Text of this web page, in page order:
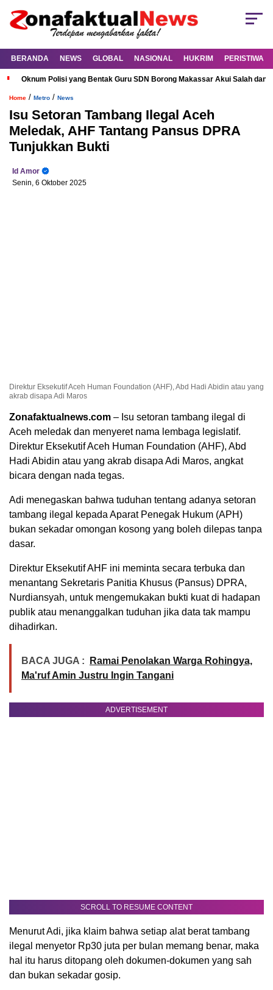
BERANDA NEWS GLOBAL NASIONAL HUKRIM PERISTIWA
Oknum Polisi yang Bentak Guru SDN Borong Makassar Akui Salah dan
Home / Metro / News
Isu Setoran Tambang Ilegal Aceh
Meledak, AHF Tantang Pansus DPRA
Tunjukkan Bukti
Id Amor
Senin, 6 Oktober 2025
Direktur Eksekutif Aceh Human Foundation (AHF), Abd Hadi Abidin atau yang
akrab disapa Adi Maros
Zonafaktualnews.com – Isu setoran tambang ilegal di
Aceh meledak dan menyeret nama lembaga legislatif.
Direktur Eksekutif Aceh Human Foundation (AHF), Abd
Hadi Abidin atau yang akrab disapa Adi Maros, angkat
bicara dengan nada tegas.
Adi menegaskan bahwa tuduhan tentang adanya setoran
tambang ilegal kepada Aparat Penegak Hukum (APH)
bukan sekadar omongan kosong yang boleh dilepas tanpa
dasar.
Direktur Eksekutif AHF ini meminta secara terbuka dan
menantang Sekretaris Panitia Khusus (Pansus) DPRA,
Nurdiansyah, untuk mengemukakan bukti kuat di hadapan
publik atau menanggalkan tuduhan jika data tak mampu
dihadirkan.
BACA JUGA :
Ramai Penolakan Warga Rohingya,
Ma'ruf Amin Justru Ingin Tangani
ADVERTISEMENT
SCROLL TO RESUME CONTENT
Menurut Adi, jika klaim bahwa setiap alat berat tambang
ilegal menyetor Rp30 juta per bulan memang benar, maka
hal itu harus ditopang oleh dokumen-dokumen yang sah
dan bukan sekadar gosip.